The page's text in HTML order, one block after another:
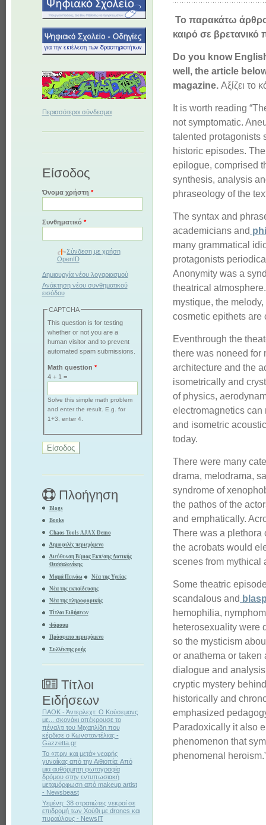
Περισσότεροι σύνδεσμοι
Είσοδος
Όνομα χρήστη *
Συνθηματικό *
Σύνδεση με χρήση
OpenID
Δημιουργία νέου λογαριασμού
Ανάκτηση νέου συνθηματικού
εισόδου
CAPTCHA
This question is for testing
whether or not you are a
human visitor and to prevent
automated spam submissions.
Math question*
4 + 1 =
Solve this simple math problem
and enter the result. E.g. for
1+3, enter 4.
Πλοήγηση
Blogs
Books
Chaos Tools AJAX Demo
Δημοφιλές περιεχόμενο
Διεύθυνση Β/μιας Εκπ/σης Δυτικής
Θεσσαλονίκης
Μαμά Πεινάω
Νέα της Υγείας
Νέα της εκπαίδευσης
Νέα της πληροφορικής
Τίτλοι Ειδήσεων
Φόρουμ
Πρόσφατο περιεχόμενο
Συλλέκτης ροής
Τίτλοι
Ειδήσεων
ΠΑΟΚ - Άντερλεχτ: Ο Κούσεμανς
με... σκονάκι απέκρουσε το
πέναλτι του Μιχαηλίδη που
κέρδισε ο Κωνσταντέλιας -
Gazzetta.gr
Το «πριν και μετά» νεαρής
γυναίκας από την Αιθιοπία: Από
μια αυθόρμητη φωτογραφία
δρόμου στην εντυπωσιακή
μεταμόρφωση από makeup artist
- Newsbeast
Υεμένη: 38 στρατιώτες νεκροί σε
επιδρομή των Χούθι με drones και
πυραύλους - NewsIT
Το παρακάτω άρθρο
καιρό σε βρετανικό
Do you know
well, the article
magazine. Αξίζει το
It is worth reading
not symptomatic.
talented protagonists
historic episodes.
epilogue, comprised
synthesis, analysis
phraseology of the
The syntax and
academicians and
many grammatical
protagonists
Anonymity was a
theatrical
mystique, the
cosmetic epithets are
Eventhrough the
there was noneed for
architecture and the
isometrically and
of physics,
electromagnetics
and isometric
today.
There were many
drama, melodrama,
syndrome of
the pathos of the
and emphatically.
There was a plethora
the acrobats would
scenes from mythical
Some theatric
scandalous and
hemophilia,
heterosexuality were
so the mysticism
or anathema or taken
dialogue and
cryptic mystery
historically and
emphasized
Paradoxically it also
phenomenon that
phenomenal